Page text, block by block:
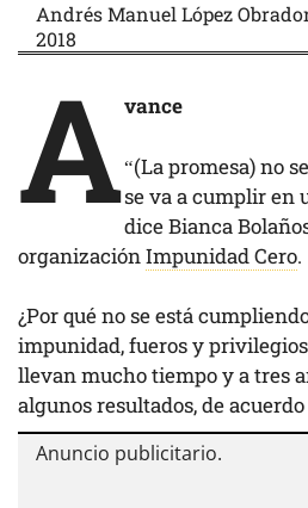
Andrés Manuel López
2018
Avance
“(La promesa) no
se va a cumplir en
dice Bianca
organización Impunidad Cero.
¿Por qué no se está
impunidad, fueros y
llevan mucho tiempo y a tres
algunos resultados, de